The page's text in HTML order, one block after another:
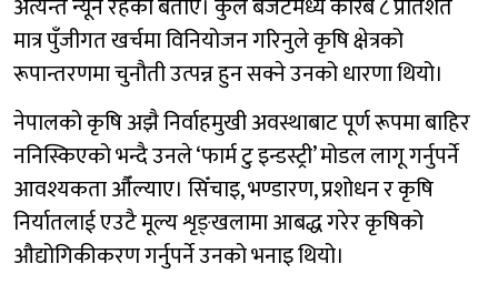
मात्र पुँजीगत खर्चमा विनियोजन गरिनुले कृषि क्षेत्रको
रूपान्तरणमा चुनौती उत्पन्न हुन सक्ने उनको धारणा थियो।
नेपालको कृषि अझै निर्वाहमुखी अवस्थाबाट पूर्ण रूपमा बाहिर
ननिस्किएको भन्दै उनले ‘फार्म टु इन्डस्ट्री’ मोडल लागू गर्नुपर्ने
आवश्यकता औँल्याए। सिँचाइ, भण्डारण, प्रशोधन र कृषि
निर्यातलाई एउटै मूल्य शृङ्खलामा आबद्ध गरेर कृषिको
औद्योगिकीकरण गर्नुपर्ने उनको भनाइ थियो।